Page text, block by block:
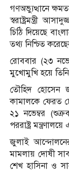
গণঅভ্যুত্থানে
স্বরাষ্ট্রমন্ত্রী
চিঠি দিয়েছে
তথ্য নিশ্চিত
রোববার (২৩
মুখোমুখি হয়ে
তৌহিদ হোসেন
কামালকে ফেরত
২১ নভেম্বর
পররাষ্ট্র
জুলাই
মামলায় দোষী
শেখ হাসিনা ও